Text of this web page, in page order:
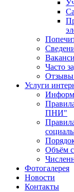
Часто
Отзывы
Услуги
ПНИ"
Объём
Фотогалерея
Новости
Контакты